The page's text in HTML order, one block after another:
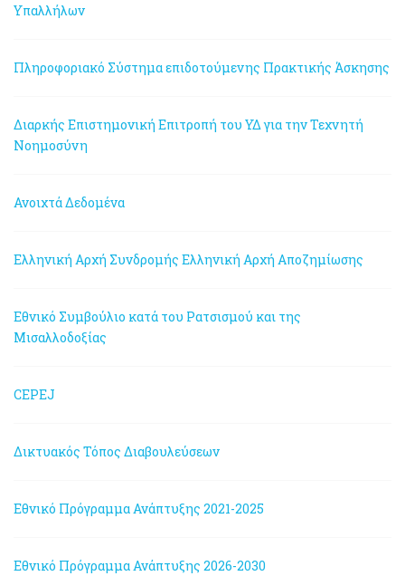
Υπαλλήλων
Πληροφοριακό Σύστημα επιδοτούμενης Πρακτικής Άσκησης
Διαρκής Επιστημονική Επιτροπή του ΥΔ για την Τεχνητή
Νοημοσύνη
Ανοιχτά Δεδομένα
Ελληνική Αρχή Συνδρομής Ελληνική Αρχή Αποζημίωσης
Εθνικό Συμβούλιο κατά του Ρατσισμού και της
Μισαλλοδοξίας
CEPEJ
Δικτυακός Τόπος Διαβουλεύσεων
Εθνικό Πρόγραμμα Ανάπτυξης 2021-2025
Εθνικό Πρόγραμμα Ανάπτυξης 2026-2030